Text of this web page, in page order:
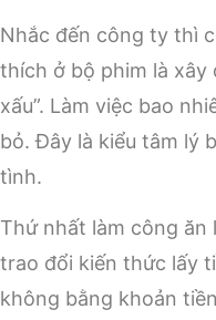
Nhắc đến công ty thì
thích ở bộ phim là xây
xấu”. Làm việc bao
bỏ. Đây là kiểu tâm lý
tình.
Thứ nhất làm công ăn
trao đổi kiến thức lấy
không bằng khoản